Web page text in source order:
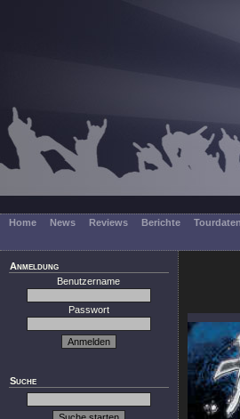
Home News Reviews Berichte Tourdaten
Anmeldung
Benutzername
Passwort
Suche